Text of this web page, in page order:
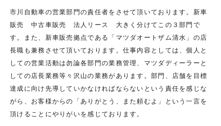
市川自動車の営業部門の責任者をさせて頂いております。新車
販売 中古車販売 法人リース 大きく分けてこの３部門で
す。また、新車販売拠点である「マツダオートザム清水」の店
長職も兼務させて頂いております。仕事内容としては、個人と
しての営業活動は勿論各部門の業務管理、マツダディーラーと
しての店長業務等々沢山の業務があります。部門、店舗を目標
達成に向け先導していかなければならないという責任を感じな
がら、お客様からの「ありがとう、また頼むよ」という一言を
頂けることにやりがいを感じております。